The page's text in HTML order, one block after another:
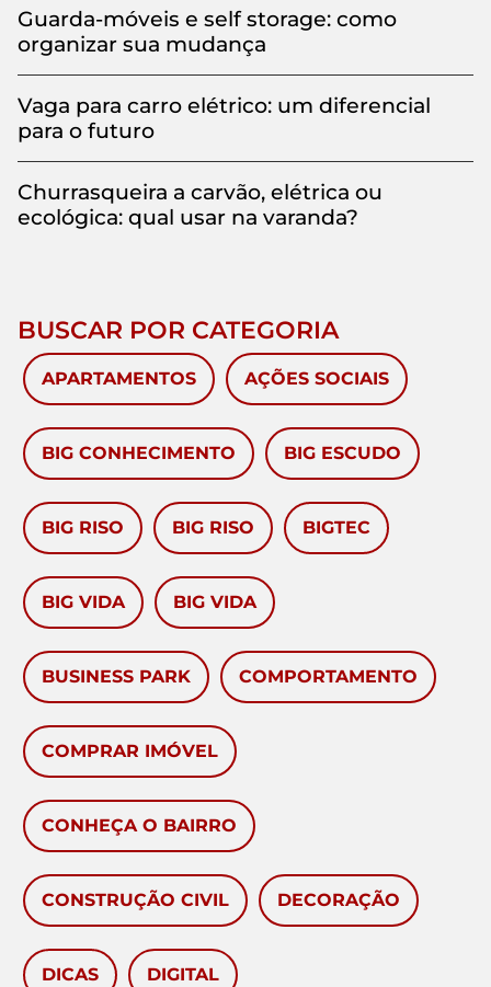
Guarda-móveis e self storage: como
organizar sua mudança
Vaga para carro elétrico: um diferencial
para o futuro
Churrasqueira a carvão, elétrica ou
ecológica: qual usar na varanda?
BUSCAR POR CATEGORIA
APARTAMENTOS AÇÕES SOCIAIS
BIG CONHECIMENTO BIG ESCUDO
BIG RISO BIG RISO BIGTEC
BIG VIDA BIG VIDA
BUSINESS PARK COMPORTAMENTO
COMPRAR IMÓVEL
CONHEÇA O BAIRRO
CONSTRUÇÃO CIVIL DECORAÇÃO
DICAS DIGITAL